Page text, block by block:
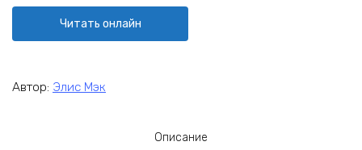
Читать онлайн
Автор: Элис Мэк
Описание